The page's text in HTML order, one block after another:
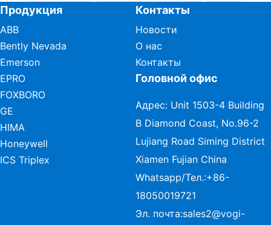
Продукция
ABB
Bently Nevada
Emerson
EPRO
FOXBORO
GE
HIMA
Honeywell
ICS Triplex
Контакты
Новости
О нас
Контакты
Головной офис
Адрес: Unit 1503-4 Building
B Diamond Coast, No.96-2
Lujiang Road Siming District
Xiamen Fujian China
Whatsapp/Тел.:+86-
18050019721
Эл. почта:sales2@vogi-